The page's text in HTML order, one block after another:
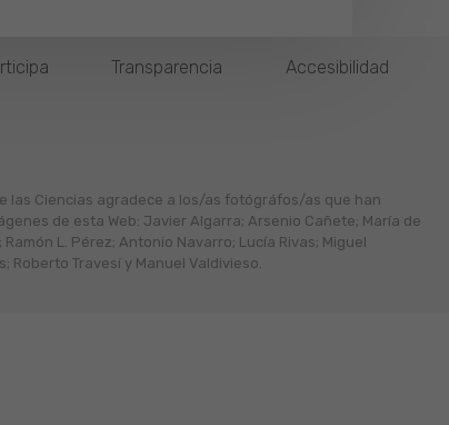
Transparencia Accesibilidad
las Ciencias agradece a los/as fotógráfos/as que han
de esta Web: Javier Algarra; Arsenio Cañete; María de
L. Pérez; Antonio Navarro; Lucía Rivas; Miguel
Roberto Travesí y Manuel Valdivieso.